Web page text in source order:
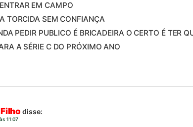
EM CAMPO
TORCIDA SEM CONFIANÇA
PEDIR PUBLICO É BRICADEIRA O CERTO É TER
A SÉRIE C DO PRÓXIMO ANO
disse:
11:07